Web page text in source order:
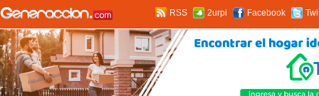
RSS 2urpi Facebook